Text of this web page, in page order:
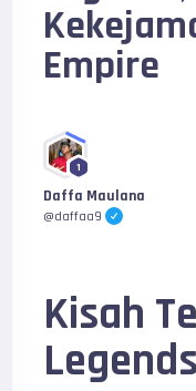
Empire
1
Daffa Maulana
@daffaa9
Kisah
Legends